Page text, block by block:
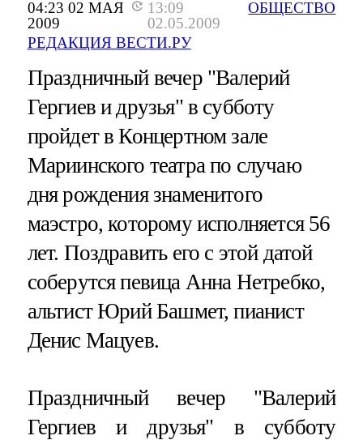
04:23 02 МАЯ
2009
13:09
02.05.2009
РЕДАКЦИЯ ВЕСТИ.РУ
ОБЩЕСТВО
Праздничный вечер "Валерий
Гергиев и друзья" в субботу
пройдет в Концертном зале
Мариинского театра по случаю
дня рождения знаменитого
маэстро, которому исполняется 56
лет. Поздравить его с этой датой
соберутся певица Анна Нетребко,
альтист Юрий Башмет, пианист
Денис Мацуев.
Праздничный вечер "Валерий
Гергиев и друзья" в субботу